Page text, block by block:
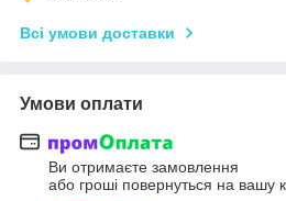
Всі умови доставки
Умови оплати
Ви отримаєте замовлення
або гроші повернуться на вашу